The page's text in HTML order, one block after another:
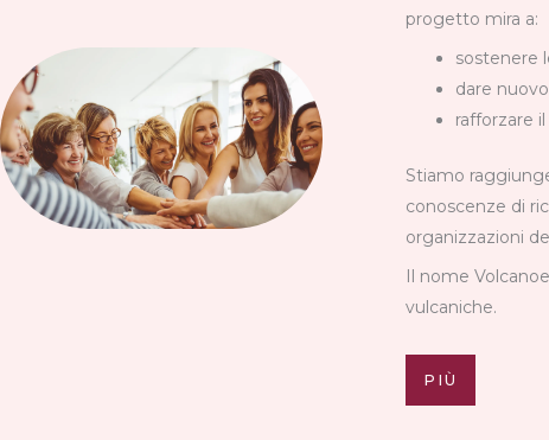
progetto mira a:
sostenere
dare
rafforzare
Stiamo
conoscenze di
organizzazioni
Il nome
vulcaniche.
PIÙ